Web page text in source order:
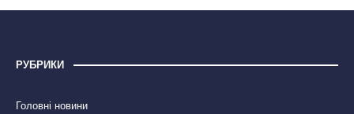
РУБРИКИ
Головні новини